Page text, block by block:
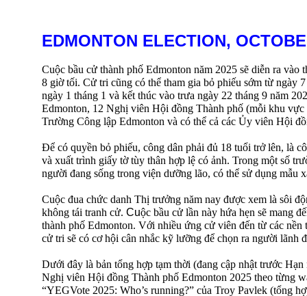
Cuộc bầu cử thành phố Edmonton năm 2025 sẽ diễn ra
8 giờ tối. Cử tri cũng có thể tham gia bỏ phiếu sớm từ ngày
ngày 1 tháng 1 và kết thúc vào trưa ngày 22 tháng 9 năm
Edmonton, 12 Nghị viên Hội đồng Thành phố (mỗi khu
Trường Công lập Edmonton và có thể cả các Ủy viên Hội
Để có quyền bỏ phiếu, công dân phải đủ 18 tuổi trở lên, là
và xuất trình giấy tờ tùy thân hợp lệ có ảnh. Trong một số
người đang sống trong viện dưỡng lão, có thể sử dụng mẫu
Cuộc đua chức danh Thị trưởng năm nay được xem là sôi
không tái tranh cử. Cuộc bầu cử lần này hứa hẹn sẽ mang
thành phố Edmonton. Với nhiều ứng cử viên đến từ các
cử tri sẽ có cơ hội cân nhắc kỹ lưỡng để chọn ra người lãnh
Dưới đây là bản tổng hợp tạm thời (đang cập nhật trước
Nghị viên Hội đồng Thành phố Edmonton 2025 theo từng
“YEGVote 2025: Who’s running?” của Troy Pavlek (tổng
EDMONTON ELECTION,